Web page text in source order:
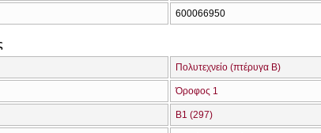
600066950
Πολυτεχνείο (πτέρυγα Β)
Όροφος 1
Β1 (297)